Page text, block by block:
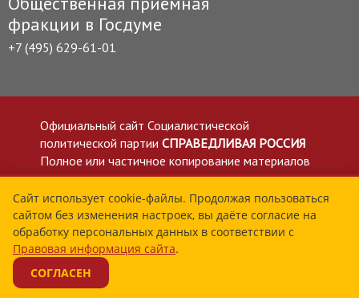
фракции в Госдуме
+7 (495) 629-61-01
Официальный сайт Социалистической
политической партии СПРАВЕДЛИВАЯ РОССИЯ
Полное или частичное копирование материалов
приветствуется со ссылкой на сайт spravedlivo.ru
Политика в отношении обработки персональных
данных
Все материалы сайта spravedlivo.ru доступны по
лицензии Creative Commons Attribution 4.0 International
Сайт использует cookie-файлы. Продолжая пользоваться
сайтом без изменения настроек, вы даёте согласие на
обработку персональных данных в соответствии с
Правовая информация сайта.
СОГЛАСЕН